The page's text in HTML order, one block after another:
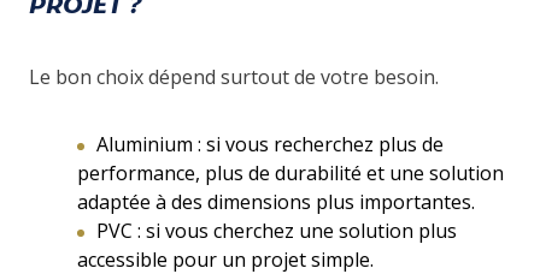
PROJET ?
Le bon choix dépend surtout de votre besoin.
Aluminium : si vous recherchez plus de
performance, plus de durabilité et une solution
adaptée à des dimensions plus importantes.
PVC : si vous cherchez une solution plus
accessible pour un projet simple.